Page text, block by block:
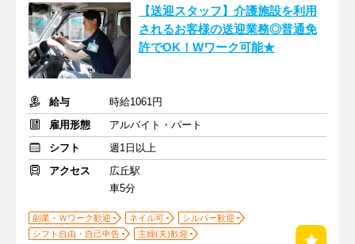
【送迎スタッフ】介護施設を利用
されるお客様の送迎業務◎普通免
許でOK！Wワーク可能★
給与
時給1061円
雇用形態
アルバイト・パート
シフト
週1日以上
アクセス
広丘駅
車5分
副業・Ｗワーク歓迎 ネイル可
シルバー歓迎
シフト自由・自己申告
主婦(夫)歓迎